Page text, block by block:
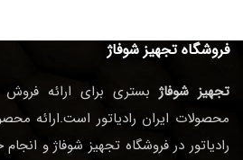
فروشگاه تجهیز شوفاژ
تجهیز شوفاژ بستری برای ارائه
محصولات ایران رادیاتور است.ارائه
رادیاتور در فروشگاه تجهیز شوفاژ و